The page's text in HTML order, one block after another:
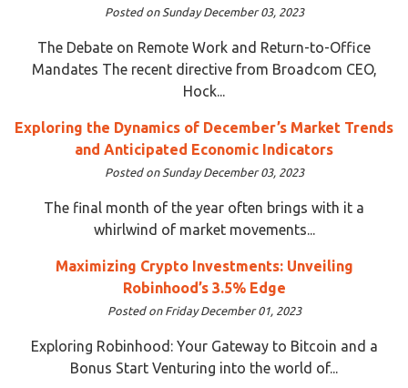
Posted on Sunday December 03, 2023
The Debate on Remote Work and Return-to-Office
Mandates The recent directive from Broadcom CEO,
Hock...
Exploring the Dynamics of December’s Market Trends
and Anticipated Economic Indicators
Posted on Sunday December 03, 2023
The final month of the year often brings with it a
whirlwind of market movements...
Maximizing Crypto Investments: Unveiling
Robinhood’s 3.5% Edge
Posted on Friday December 01, 2023
Exploring Robinhood: Your Gateway to Bitcoin and a
Bonus Start Venturing into the world of...